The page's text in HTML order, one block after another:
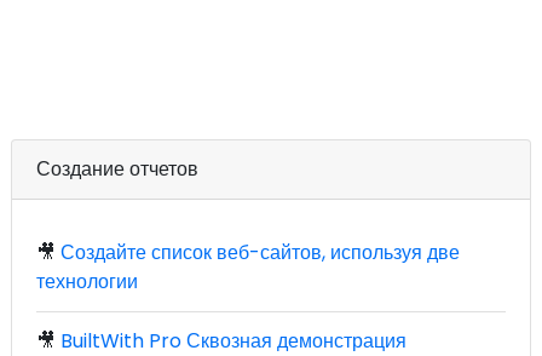
Создание отчетов
🎥 Создайте список веб-сайтов, используя две
технологии
🎥 BuiltWith Pro Сквозная демонстрация